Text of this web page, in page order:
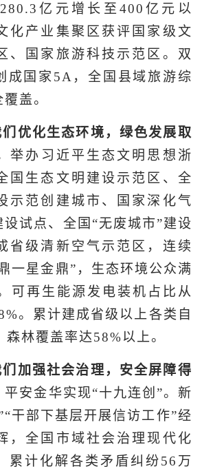
亿元增长至400亿元以
化产业集聚区获评国家级文
、国家旅游科技示范区。双
成国家5A，全国县域旅游综
盖。
优化生态环境，绿色发展取
举办习近平生态文明思想浙
国生态文明建设示范区、全
示范创建城市、国家深化气
试点、全国“无废城市”建设
省级清新空气示范区，连续
一星金鼎”，生态环境公众满
可再生能源发电装机占比从
。累计建成省级以上各类自
林覆盖率达58%以上。
加强社会治理，安全屏障得
平安金华实现“十九连创”。新
干部下基层开展信访工作”经
，全国市域社会治理现代化
累计化解各类矛盾纠纷56万